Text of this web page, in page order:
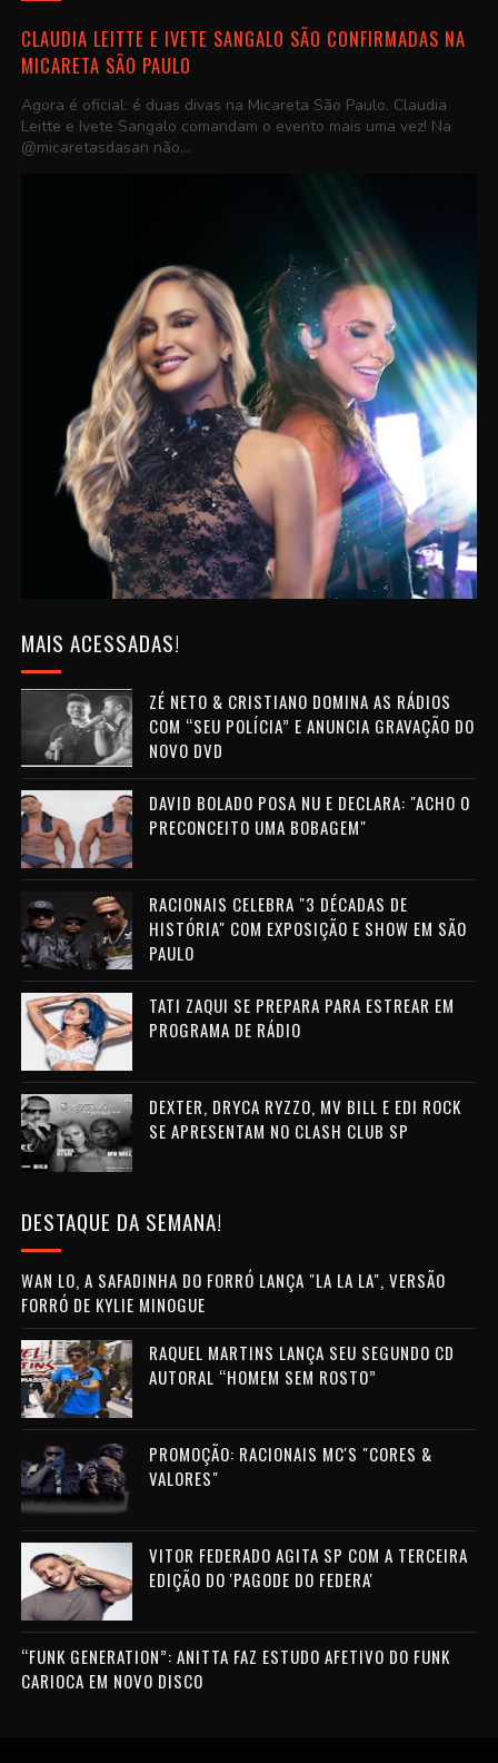
CLAUDIA LEITTE E IVETE SANGALO SÃO CONFIRMADAS NA
MICARETA SÃO PAULO
Agora é oficial: é duas divas na Micareta São Paulo. Claudia
Leitte e Ivete Sangalo comandam o evento mais uma vez! Na
@micaretasdasan não...
MAIS ACESSADAS!
ZÉ NETO & CRISTIANO DOMINA AS RÁDIOS
COM “SEU POLÍCIA” E ANUNCIA GRAVAÇÃO DO
NOVO DVD
DAVID BOLADO POSA NU E DECLARA: "ACHO O
PRECONCEITO UMA BOBAGEM"
RACIONAIS CELEBRA "3 DÉCADAS DE
HISTÓRIA" COM EXPOSIÇÃO E SHOW EM SÃO
PAULO
TATI ZAQUI SE PREPARA PARA ESTREAR EM
PROGRAMA DE RÁDIO
DEXTER, DRYCA RYZZO, MV BILL E EDI ROCK
SE APRESENTAM NO CLASH CLUB SP
DESTAQUE DA SEMANA!
WAN LO, A SAFADINHA DO FORRÓ LANÇA "LA LA LA", VERSÃO
FORRÓ DE KYLIE MINOGUE
RAQUEL MARTINS LANÇA SEU SEGUNDO CD
AUTORAL “HOMEM SEM ROSTO”
PROMOÇÃO: RACIONAIS MC'S "CORES &
VALORES"
VITOR FEDERADO AGITA SP COM A TERCEIRA
EDIÇÃO DO 'PAGODE DO FEDERA'
“FUNK GENERATION”: ANITTA FAZ ESTUDO AFETIVO DO FUNK
CARIOCA EM NOVO DISCO